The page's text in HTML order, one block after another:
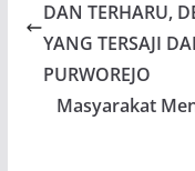
DAN TERHARU,
YANG TERSAJI
PURWOREJO
Masyarakat